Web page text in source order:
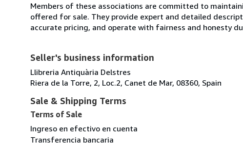
Members of these associations are committed to
offered for sale. They provide expert and detailed
accurate pricing, and operate with fairness and honesty
Seller's business information
Llibreria Antiquària Delstres
Riera de la Torre, 2, Loc.2, Canet de Mar, 08360, Spain
Sale & Shipping Terms
Terms of Sale
Ingreso en efectivo en cuenta
Transferencia bancaria